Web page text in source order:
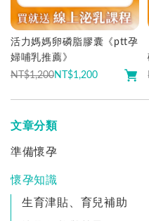
活力媽媽卵磷脂膠囊《ptt孕
婦哺乳推薦》
NT$1,200NT$1,200
文章分類
準備懷孕
懷孕知識
生育津貼、育兒補助